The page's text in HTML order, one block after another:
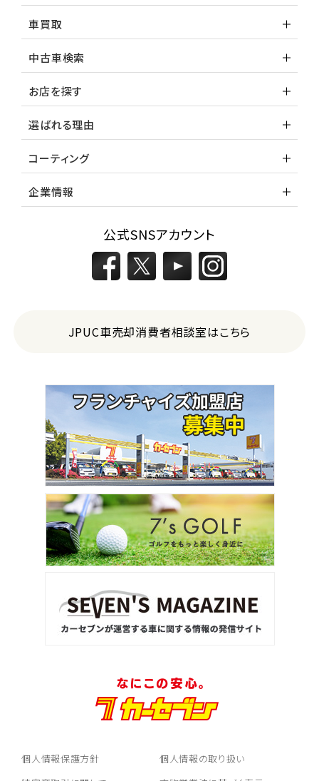
車買取
中古車検索
お店を探す
選ばれる理由
コーティング
企業情報
公式SNSアカウント
JPUC車売却消費者相談室はこちら
個人情報保護方針
個人情報の取り扱い